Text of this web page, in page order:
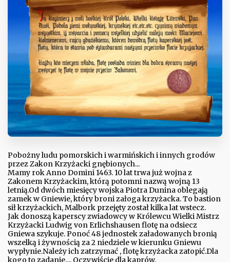
Pobożny ludu pomorskich i warmińskich i innych grodów
przez Zakon Krzyżacki gnębionych...
Mamy rok Anno Domini 1463. 10 lat trwa już wojna z
Zakonem Krzyżackim, którą potomni nazwą wojną 13
letnią.Od dwóch miesięcy wojska Piotra Dunina oblegają
zamek w Gniewie, który broni załoga krzyżacka. To bastion
sił krzyżackich, Malbork przejęty został kilka lat wstecz.
Jak donoszą kaperscy zwiadowcy w Królewcu Wielki Mistrz
Krzyżacki Ludwig von Erlichshausen flotę na odsiecz
Gniewa szykuje. Ponoć 48 jednostek załadowanych bronią
wszelką i żywnością za 2 niedziele w kierunku Gniewu
wypłynie.Należy ich zatrzymać , flotę krzyżacka zatopić.Dla
kogo to zadanie.... Oczywiście dla kaprów.